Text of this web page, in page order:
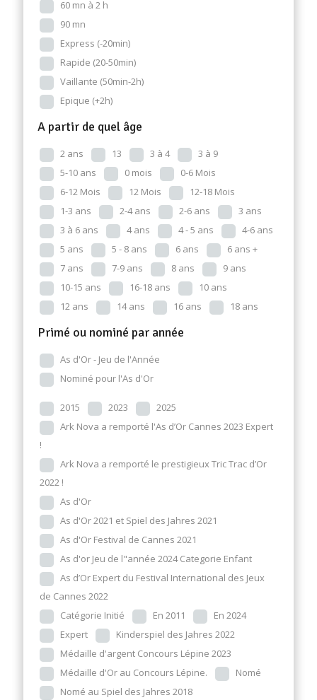
60 mn à 2 h
90 mn
Express (-20min)
Rapide (20-50min)
Vaillante (50min-2h)
Epique (+2h)
A partir de quel âge
2 ans 13 3 à 4
3 à 9
5-10 ans
0 mois
0-6 Mois
6-12 Mois
12 Mois
12-18 Mois
1-3 ans
2-4 ans 2-6 ans
3 ans
3 à 6 ans
4 ans 4 - 5 ans
4-6 ans
5 ans
5 - 8 ans 6 ans
6 ans +
7 ans
7-9 ans 8 ans
9 ans
10-15 ans
16-18 ans
10 ans
12 ans
14 ans 16 ans 18 ans
Primé ou nominé par année
As d'Or - Jeu de l'Année
Nominé pour l'As d'Or
2015 2023
2025
Ark Nova a remporté l'As d’Or Cannes 2023 Expert
!
Ark Nova a remporté le prestigieux Tric Trac d’Or
2022 !
As d'Or
As d'Or 2021 et Spiel des Jahres 2021
As d'Or Festival de Cannes 2021
As d'or Jeu de l"année 2024 Categorie Enfant
As d’Or Expert du Festival International des Jeux
de Cannes 2022
Catégorie Initié
En 2011
En 2024
Expert
Kinderspiel des Jahres 2022
Médaille d'argent Concours Lépine 2023
Médaille d'Or au Concours Lépine.
Nomé
Nomé au Spiel des Jahres 2018